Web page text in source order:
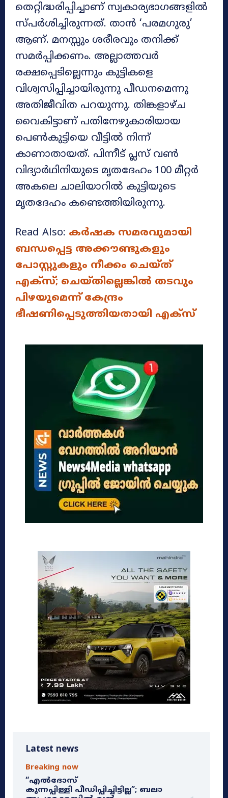
തെറ്റിദ്ധരിപ്പിച്ചാണ് സ്വകാര്യഭാഗങ്ങളിൽ
സ്പർശിച്ചിരുന്നത്. താൻ ‘പരമഗുരു’
ആണ്. മനസ്സും ശരീരവും തനിക്ക്
സമർപ്പിക്കണം. അല്ലാത്തവർ
രക്ഷപ്പെടില്ലെന്നും കുട്ടികളെ
വിശ്വസിപ്പിച്ചായിരുന്നു പീഡനമെന്നു
അതിജീവിത പറയുന്നു. തിങ്കളാഴ്ച
വൈകിട്ടാണ് പതിനേഴുകാരിയായ
പെൺകുട്ടിയെ വീട്ടിൽ നിന്ന്
കാണാതായത്. പിന്നീട് പ്ലസ് വൺ
വിദ്യാർഥിനിയുടെ മൃതദേഹം 100 മീറ്റർ
അകലെ ചാലിയാറിൽ കുട്ടിയുടെ
മൃതദേഹം കണ്ടെത്തിയിരുന്നു.
Read Also: കർഷക സമരവുമായി
ബന്ധപ്പെട്ട അക്കൗണ്ടുകളും
പോസ്റ്റുകളും നീക്കം ചെയ്ത്
എക്‌സ്; ചെയ്തില്ലെങ്കിൽ തടവും
പിഴയുമെന്ന് കേന്ദ്രം
ഭീഷണിപ്പെടുത്തിയതായി എക്സ്
Latest news
Breaking now
“എൽദോസ്
കുന്നപ്പിള്ളി പീഡിപ്പിച്ചിട്ടില്ല”; ബലാ